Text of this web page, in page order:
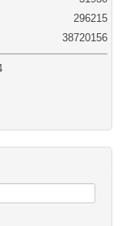
296215
38720156